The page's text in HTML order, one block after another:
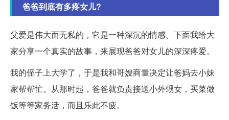
爸爸到底有多疼女儿?
父爱是伟大而无私的，它是一种深沉的情感。下面我给大
家分享一个真实的故事，来展现爸爸对女儿的深深疼爱。
我的侄子上大学了，于是我和哥嫂商量决定让爸妈去小妹
家帮帮忙。从那时起，爸爸就负责接送小外甥女，买菜做
饭等等家务活，而且乐此不疲。